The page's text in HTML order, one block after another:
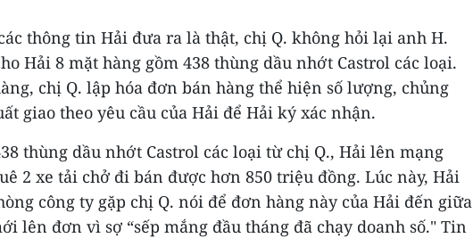
thông tin Hải đưa ra là thật, chị Q. không hỏi lại anh H.
Hải 8 mặt hàng gồm 438 thùng dầu nhớt Castrol các loại.
chị Q. lập hóa đơn bán hàng thể hiện số lượng, chủng
giao theo yêu cầu của Hải để Hải ký xác nhận.
thùng dầu nhớt Castrol các loại từ chị Q., Hải lên mạng
2 xe tải chở đi bán được hơn 850 triệu đồng. Lúc này, Hải
công ty gặp chị Q. nói để đơn hàng này của Hải đến giữa
lên đơn vì sợ “sếp mắng đầu tháng đã chạy doanh số." Tin